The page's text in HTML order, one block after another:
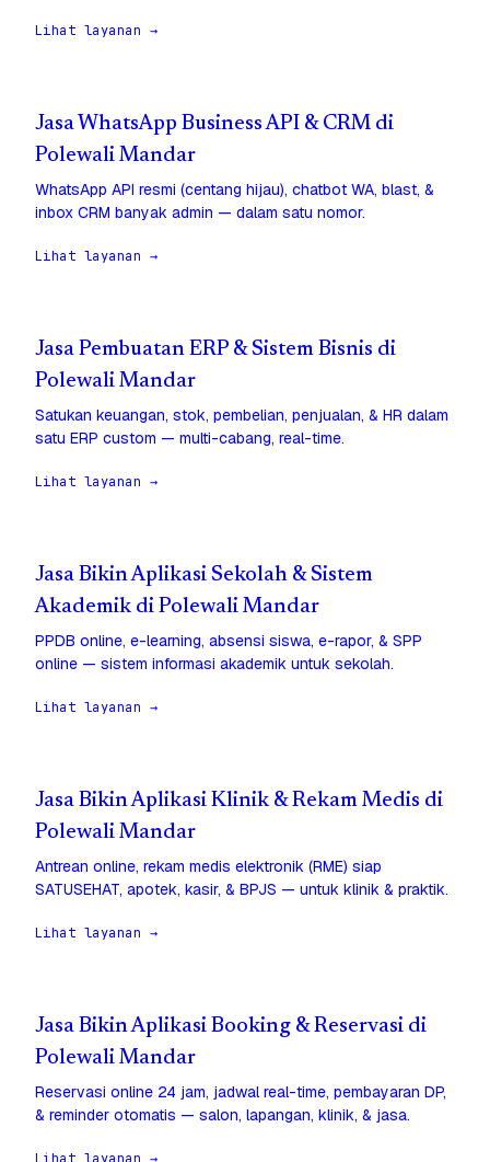
Lihat layanan →
Jasa WhatsApp Business API & CRM di
Polewali Mandar
WhatsApp API resmi (centang hijau), chatbot WA, blast, &
inbox CRM banyak admin — dalam satu nomor.
Lihat layanan →
Jasa Pembuatan ERP & Sistem Bisnis di
Polewali Mandar
Satukan keuangan, stok, pembelian, penjualan, & HR dalam
satu ERP custom — multi-cabang, real-time.
Lihat layanan →
Jasa Bikin Aplikasi Sekolah & Sistem
Akademik di Polewali Mandar
PPDB online, e-learning, absensi siswa, e-rapor, & SPP
online — sistem informasi akademik untuk sekolah.
Lihat layanan →
Jasa Bikin Aplikasi Klinik & Rekam Medis di
Polewali Mandar
Antrean online, rekam medis elektronik (RME) siap
SATUSEHAT, apotek, kasir, & BPJS — untuk klinik & praktik.
Lihat layanan →
Jasa Bikin Aplikasi Booking & Reservasi di
Polewali Mandar
Reservasi online 24 jam, jadwal real-time, pembayaran DP,
& reminder otomatis — salon, lapangan, klinik, & jasa.